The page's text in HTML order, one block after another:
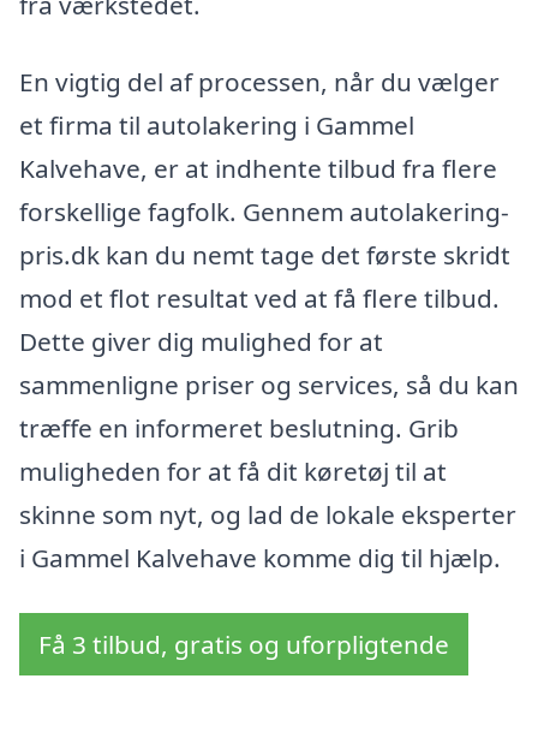
En vigtig del af processen, når du vælger
et firma til autolakering i Gammel
Kalvehave, er at indhente tilbud fra flere
forskellige fagfolk. Gennem autolakering-
pris.dk kan du nemt tage det første skridt
mod et flot resultat ved at få flere tilbud.
Dette giver dig mulighed for at
sammenligne priser og services, så du kan
træffe en informeret beslutning. Grib
muligheden for at få dit køretøj til at
skinne som nyt, og lad de lokale eksperter
i Gammel Kalvehave komme dig til hjælp.
Få 3 tilbud, gratis og uforpligtende